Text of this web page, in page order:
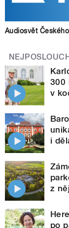
Audiosvět
300
v
i
z
po